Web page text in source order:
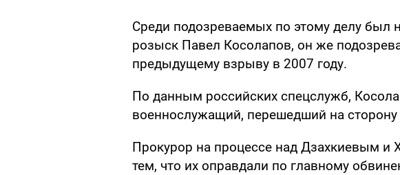
Среди подозреваемых по этому делу был
розыск Павел Косолапов, он же
предыдущему взрыву в 2007 году.
По данным российских спецслужб,
военнослужащий, перешедший на сторону
Прокурор на процессе над Дзахкиевым
тем, что их оправдали по главному